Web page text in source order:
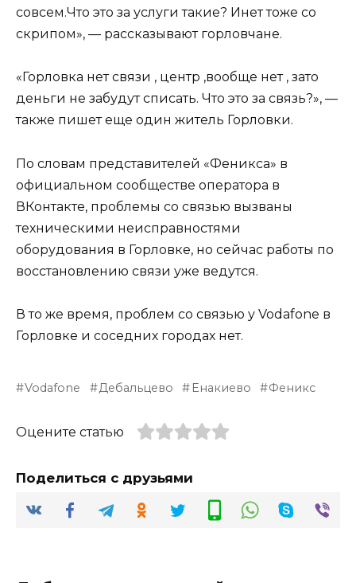
совсем.Что это за услуги такие? Инет тоже со
скрипом», — рассказывают горловчане.
«Горловка нет связи , центр ,вообще нет , зато
деньги не забудут списать. Что это за связь?», —
также пишет еще один житель Горловки.
По словам представителей «Феникса» в
официальном сообществе оператора в
ВКонтакте, проблемы со связью вызваны
техническими неисправностями
оборудования в Горловке, но сейчас работы по
восстановлению связи уже ведутся.
В то же время, проблем со связью у Vodafone в
Горловке и соседних городах нет.
Vodafone Дебальцево Енакиево Феникс
Оцените статью
Поделиться с друзьями